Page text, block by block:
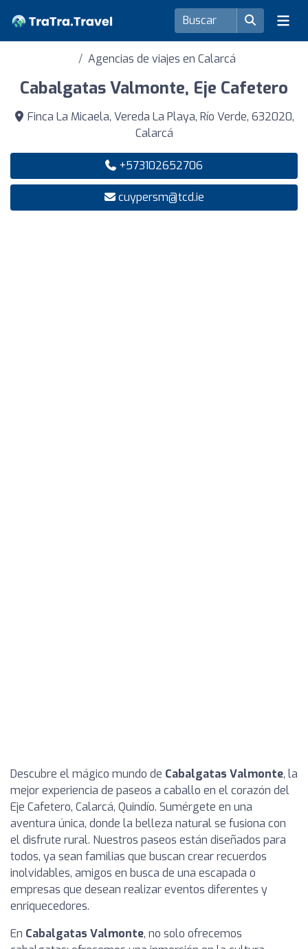
Agencias de viajes en Calarcá
Cabalgatas Valmonte, Eje Cafetero
Finca La Micaela, Vereda La Playa, Río Verde, 632020,
Calarcá
+573102652706
cuypersm@tcd.ie
Descubre el mágico mundo de Cabalgatas Valmonte, la
mejor experiencia de paseos a caballo en el corazón del
Eje Cafetero, Calarcá, Quindío. Sumérgete en una
aventura única, donde la belleza natural se fusiona con
el disfrute rural. Nuestros paseos están diseñados para
todos, ya sean familias que buscan crear recuerdos
inolvidables, amigos en busca de una escapada o
empresas que desean realizar eventos diferentes y
enriquecedores.
En Cabalgatas Valmonte, no solo ofrecemos